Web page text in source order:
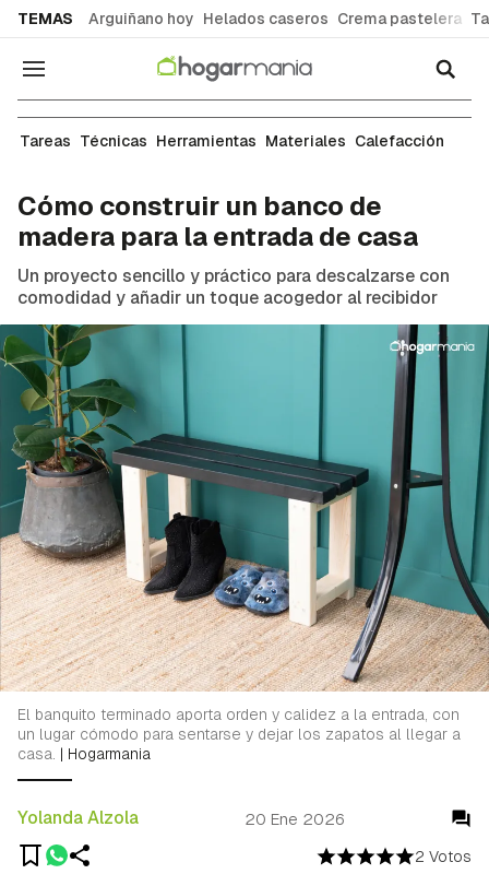
TEMAS Arguiñano hoy Helados caseros Crema pastelera
Navegación
Tareas de bricolaje
Tareas Técnicas Herramientas Materiales Calefacción
Cómo construir un banco de
madera para la entrada de casa
Un proyecto sencillo y práctico para descalzarse con
comodidad y añadir un toque acogedor al recibidor
2 Votos
Yolanda Alzola 20 Ene 2026
El banquito terminado aporta orden y calidez a la entrada, con
un lugar cómodo para sentarse y dejar los zapatos al llegar a
casa. | Hogarmania